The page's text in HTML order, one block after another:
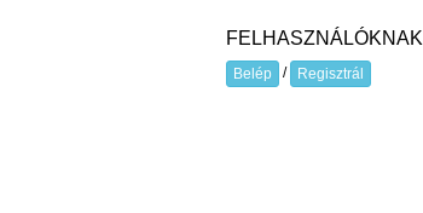
FELHASZNÁLÓKNAK
Belép / Regisztrál